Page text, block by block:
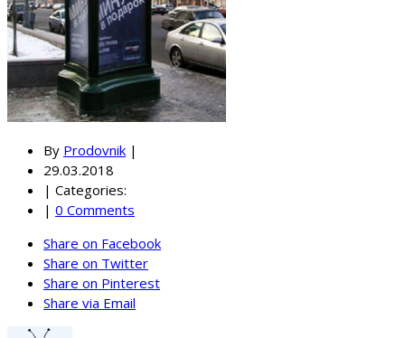
By Prodovnik |
29.03.2018
| Categories:
| 0 Comments
Share on Facebook
Share on Twitter
Share on Pinterest
Share via Email